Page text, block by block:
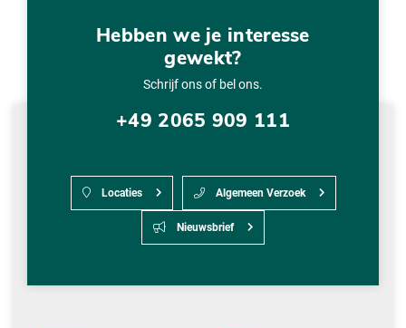
Hebben we je interesse
gewekt?
Schrijf ons of bel ons.
+49 2065 909 111
Locaties Algemeen Verzoek
Nieuwsbrief